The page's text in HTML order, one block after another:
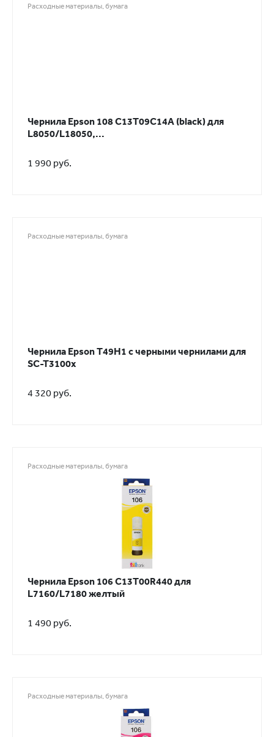
Расходные материалы, бумага
Чернила Epson 108 C13T09C14A (black) для
L8050/L18050,...
1 990 руб.
Расходные материалы, бумага
Чернила Epson T49H1 с черными чернилами для
SC-T3100x
4 320 руб.
Расходные материалы, бумага
Чернила Epson 106 C13T00R440 для
L7160/L7180 желтый
1 490 руб.
Расходные материалы, бумага